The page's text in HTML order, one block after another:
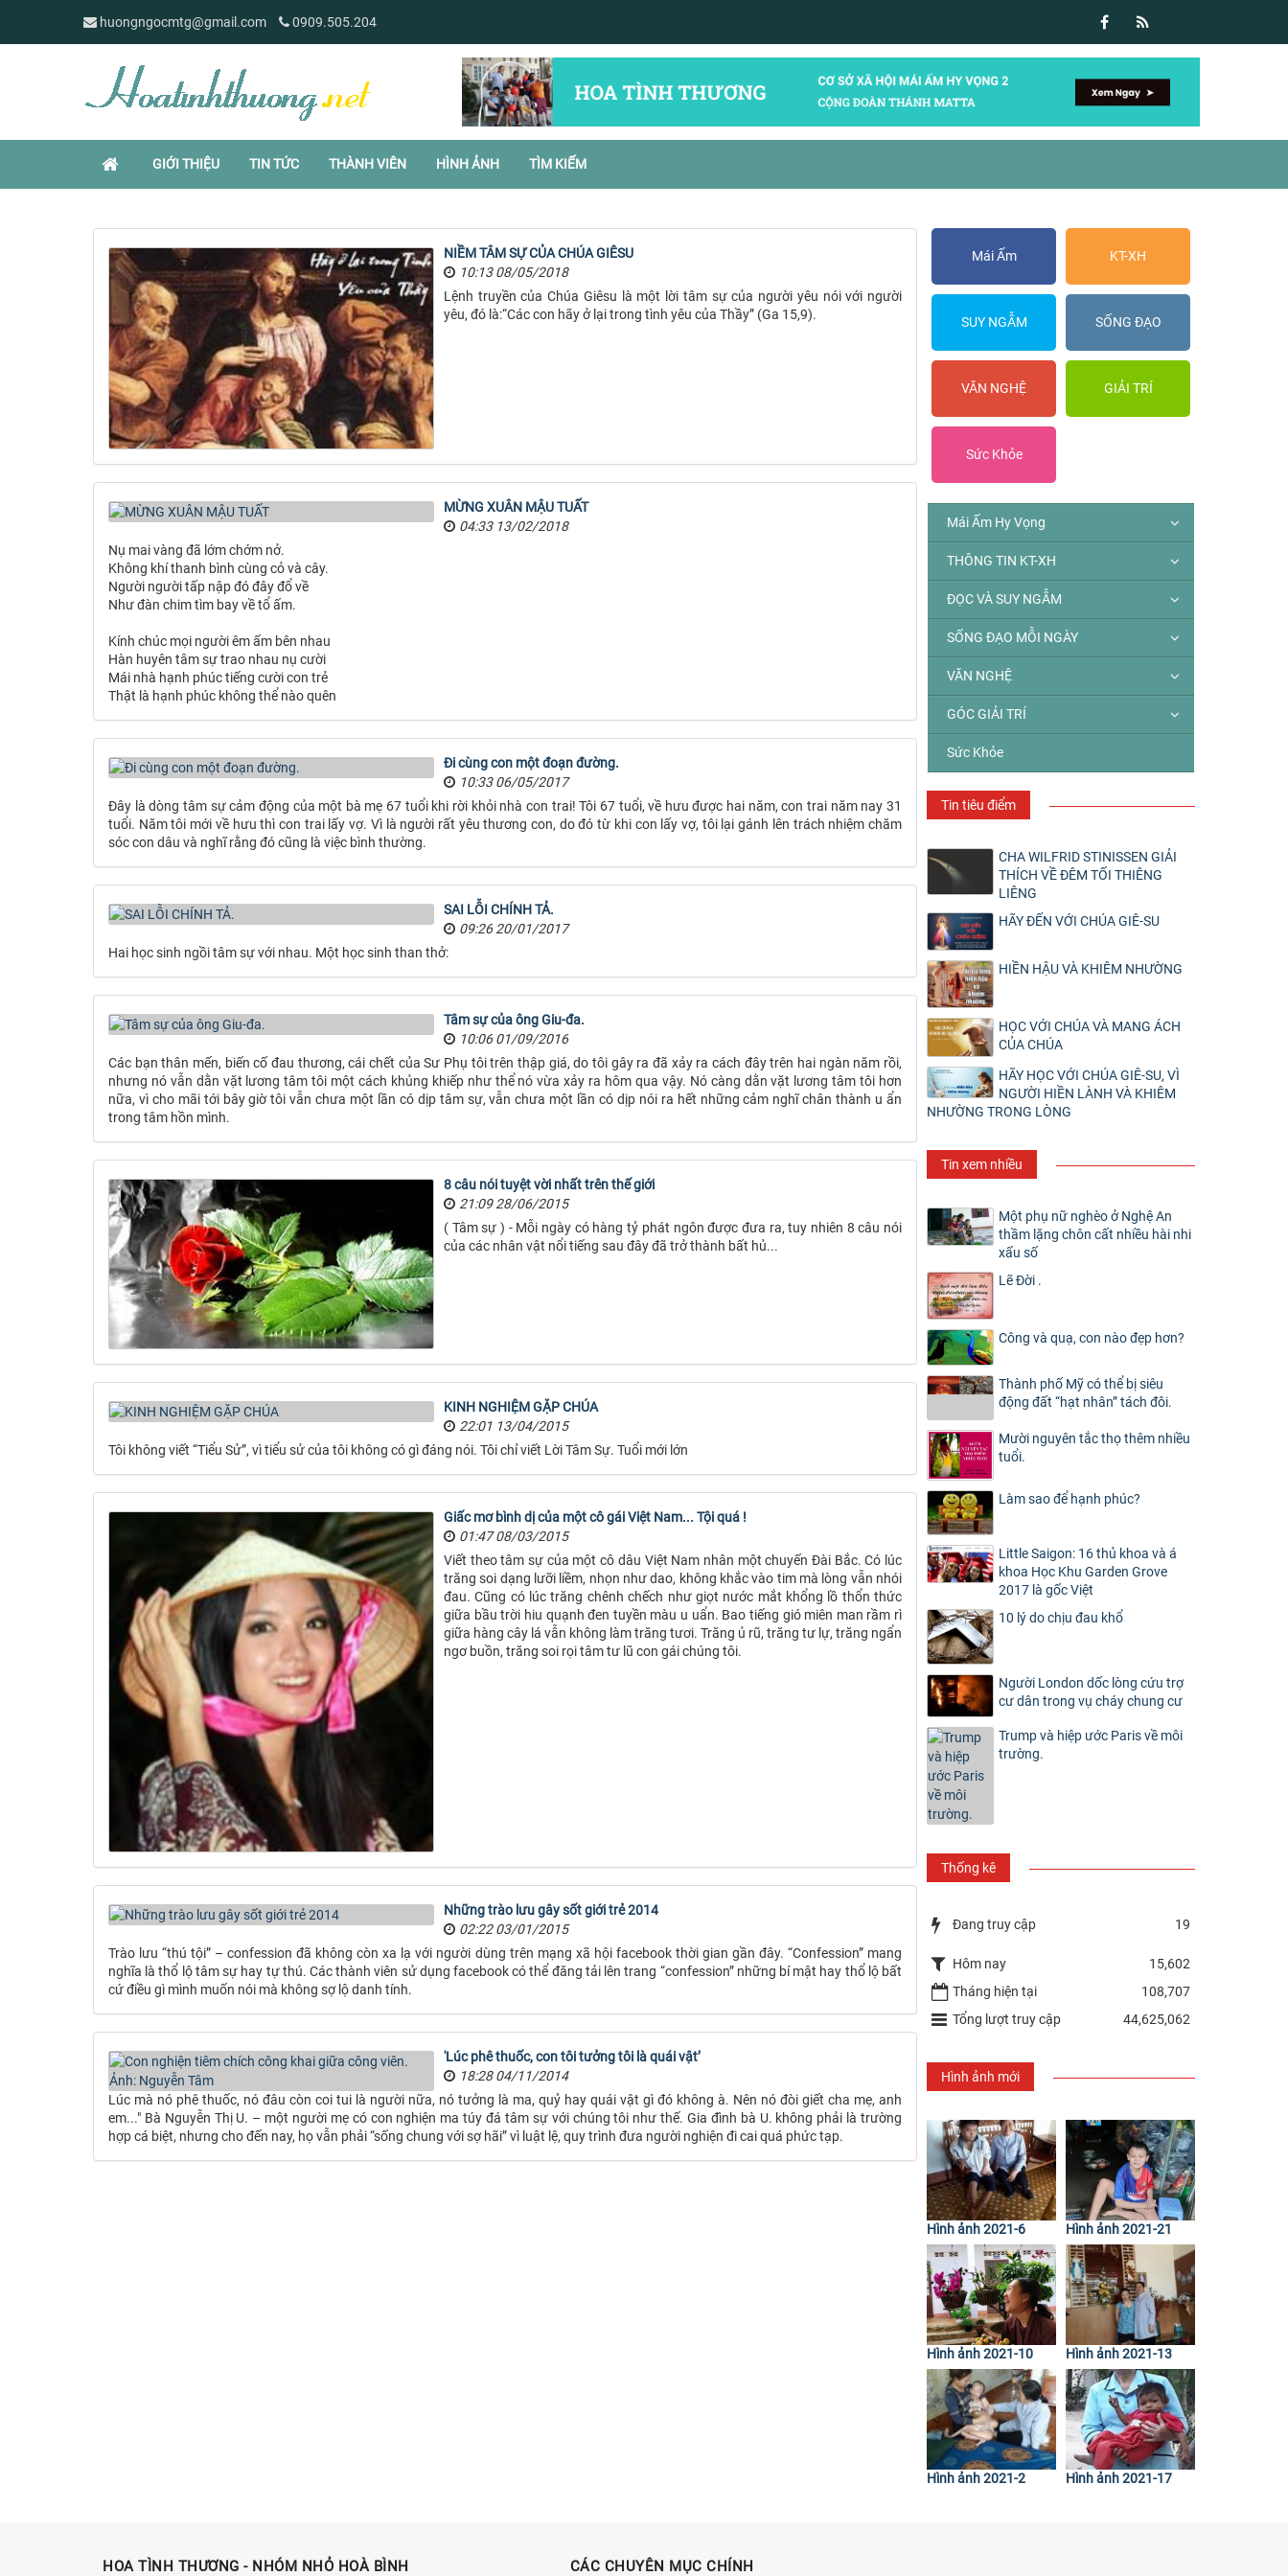
huongngocmtg@gmail.com 0909.505.204
GIỚI THIỆU TIN TỨC THÀNH VIÊN HÌNH ẢNH TÌM KIẾM
NIỀM TÂM SỰ CỦA CHÚA GIÊSU
10:13 08/05/2018
Lệnh truyền của Chúa Giêsu là một lời tâm sự của người yêu nói với người
yêu, đó là:“Các con hãy ở lại trong tình yêu của Thầy” (Ga 15,9).
MỪNG XUÂN MẬU TUẤT
04:33 13/02/2018
Nụ mai vàng đã lớm chớm nở.
Không khí thanh bình cùng cỏ và cây.
Người người tấp nập đó đây đổ về
Như đàn chim tìm bay về tổ ấm.
Kính chúc mọi người êm ấm bên nhau
Hàn huyên tâm sự trao nhau nụ cười
Mái nhà hạnh phúc tiếng cười con trẻ
Thật là hạnh phúc không thể nào quên
Đi cùng con một đoạn đường.
10:33 06/05/2017
Đây là dòng tâm sự cảm động của một bà mẹ 67 tuổi khi rời khỏi nhà con trai! Tôi 67 tuổi, về hưu được hai năm, con trai năm nay 31
tuổi. Năm tôi mới về hưu thì con trai lấy vợ. Vì là người rất yêu thương con, do đó từ khi con lấy vợ, tôi lại gánh lên trách nhiệm chăm
sóc con dâu và nghĩ rằng đó cũng là việc bình thường.
SAI LỖI CHÍNH TẢ.
09:26 20/01/2017
Hai học sinh ngồi tâm sự với nhau. Một học sinh than thở:
Tâm sự của ông Giu-đa.
10:06 01/09/2016
Các bạn thân mến, biến cố đau thương, cái chết của Sư Phụ tôi trên thập giá, do tôi gây ra đã xảy ra cách đây trên hai ngàn năm rồi,
nhưng nó vẫn dằn vặt lương tâm tôi một cách khủng khiếp như thể nó vừa xảy ra hôm qua vậy. Nó càng dằn vặt lương tâm tôi hơn
nữa, vì cho mãi tới bây giờ tôi vẫn chưa một lần có dịp tâm sự, vẫn chưa một lần có dịp nói ra hết những cảm nghĩ chân thành u ẩn
trong tâm hồn mình.
8 câu nói tuyệt vời nhất trên thế giới
21:09 28/06/2015
( Tâm sự ) - Mỗi ngày có hàng tỷ phát ngôn được đưa ra, tuy nhiên 8 câu nói
của các nhân vật nổi tiếng sau đây đã trở thành bất hủ...
KINH NGHIỆM GẶP CHÚA
22:01 13/04/2015
Tôi không viết “Tiểu Sử”, vì tiểu sử của tôi không có gì đáng nói. Tôi chỉ viết Lời Tâm Sự. Tuổi mới lớn
Giấc mơ bình dị của một cô gái Việt Nam... Tội quá !
01:47 08/03/2015
Viết theo tâm sự của một cô dâu Việt Nam nhân một chuyến Đài Bắc. Có lúc
trăng soi dạng lưỡi liềm, nhọn như dao, không khắc vào tim mà lòng vẫn nhói
đau. Cũng có lúc trăng chênh chếch như giọt nước mắt khổng lồ thổn thức
giữa bầu trời hiu quạnh đen tuyền màu u uẩn. Bao tiếng gió miên man rầm rì
giữa hàng cây lá vẫn không làm trăng tươi. Trăng ủ rũ, trăng tư lự, trăng ngẩn
ngơ buồn, trăng soi rọi tâm tư lũ con gái chúng tôi.
Những trào lưu gây sốt giới trẻ 2014
02:22 03/01/2015
Trào lưu “thú tội” – confession đã không còn xa lạ với người dùng trên mạng xã hội facebook thời gian gần đây. “Confession” mang
nghĩa là thổ lộ tâm sự hay tự thú. Các thành viên sử dụng facebook có thể đăng tải lên trang “confession” những bí mật hay thổ lộ bất
cứ điều gì mình muốn nói mà không sợ lộ danh tính.
'Lúc phê thuốc, con tôi tưởng tôi là quái vật’
18:28 04/11/2014
Lúc mà nó phê thuốc, nó đâu còn coi tui là người nữa, nó tưởng là ma, quỷ hay quái vật gì đó không à. Nên nó đòi giết cha mẹ, anh
em..." Bà Nguyễn Thị U. – một người mẹ có con nghiện ma túy đá tâm sự với chúng tôi như thế. Gia đình bà U. không phải là trường
hợp cá biệt, nhưng cho đến nay, họ vẫn phải “sống chung với sợ hãi” vì luật lệ, quy trình đưa người nghiện đi cai quá phức tạp.
Mái Ấm KT-XH
SUY NGẪM SỐNG ĐẠO
VĂN NGHỆ GIẢI TRÍ
Sức Khỏe
Mái Ấm Hy Vọng
THÔNG TIN KT-XH
ĐỌC VÀ SUY NGẪM
SỐNG ĐẠO MỖI NGÀY
VĂN NGHỆ
GÓC GIẢI TRÍ
Sức Khỏe
Tin tiêu điểm
CHA WILFRID STINISSEN GIẢI
THÍCH VỀ ĐÊM TỐI THIÊNG
LIÊNG
HÃY ĐẾN VỚI CHÚA GIÊ-SU
HIỀN HẬU VÀ KHIÊM NHƯỜNG
HỌC VỚI CHÚA VÀ MANG ÁCH
CỦA CHÚA
HÃY HỌC VỚI CHÚA GIÊ-SU, VÌ
NGƯỜI HIỀN LÀNH VÀ KHIÊM
NHƯỜNG TRONG LÒNG
Tin xem nhiều
Một phụ nữ nghèo ở Nghệ An
thầm lặng chôn cất nhiều hài nhi
xấu số
Lẽ Đời .
Công và quạ, con nào đẹp hơn?
Thành phố Mỹ có thể bị siêu
động đất “hạt nhân” tách đôi.
Mười nguyên tắc thọ thêm nhiều
tuổi.
Làm sao để hạnh phúc?
Little Saigon: 16 thủ khoa và á
khoa Học Khu Garden Grove
2017 là gốc Việt
10 lý do chịu đau khổ
Người London dốc lòng cứu trợ
cư dân trong vụ cháy chung cư
Trump và hiệp ước Paris về môi
trường.
Thống kê
Đang truy cập 19
Hôm nay
15,602
Tháng hiện tại
108,707
Tổng lượt truy cập
44,625,062
Hình ảnh mới
Hình ảnh 2021-6 Hình ảnh 2021-21
Hình ảnh 2021-10 Hình ảnh 2021-13
Hình ảnh 2021-2 Hình ảnh 2021-17
HOA TÌNH THƯƠNG - NHÓM NHỎ HOÀ BÌNH CÁC CHUYÊN MỤC CHÍNH